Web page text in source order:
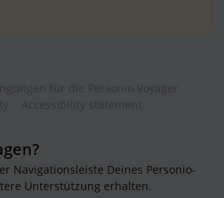
Navigationsleiste Deines Personio-
Unterstützung erhalten.